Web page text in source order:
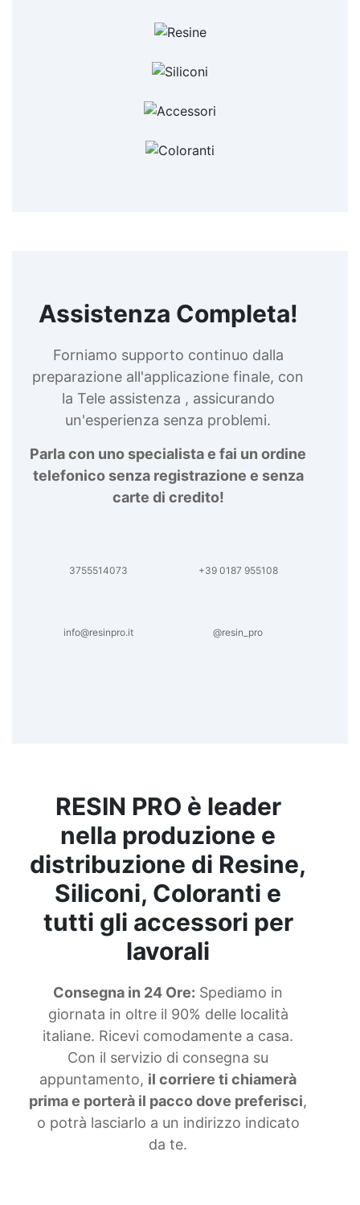
Assistenza Completa!
Forniamo supporto continuo dalla
preparazione all'applicazione finale, con
la Tele assistenza , assicurando
un'esperienza senza problemi.
Parla con uno specialista e fai un ordine
telefonico senza registrazione e senza
carte di credito!
3755514073 +39 0187 955108
info@resinpro.it @resin_pro
RESIN PRO è leader
nella produzione e
distribuzione di Resine,
Siliconi, Coloranti e
tutti gli accessori per
lavorali
Consegna in 24 Ore: Spediamo in
giornata in oltre il 90% delle località
italiane. Ricevi comodamente a casa.
Con il servizio di consegna su
appuntamento, il corriere ti chiamerà
prima e porterà il pacco dove preferisci,
o potrà lasciarlo a un indirizzo indicato
da te.